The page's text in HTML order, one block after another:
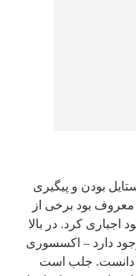
بودن و پیگیری
بود برخی از
اجباری کرد. در بالا
دارد – اکسسوری
دانست. جلب است